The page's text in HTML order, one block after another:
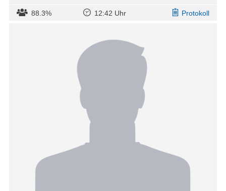
88.3% 12:42 Uhr Protokoll